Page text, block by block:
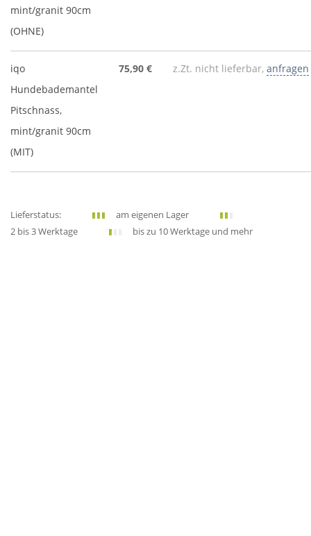
mint/granit 90cm
(OHNE)
iqo
Hundebademantel
Pitschnass,
mint/granit 90cm
(MIT)
75,90 € z.Zt. nicht lieferbar, anfragen
Lieferstatus:
am eigenen Lager
2 bis 3 Werktage
bis zu 10 Werktage und mehr